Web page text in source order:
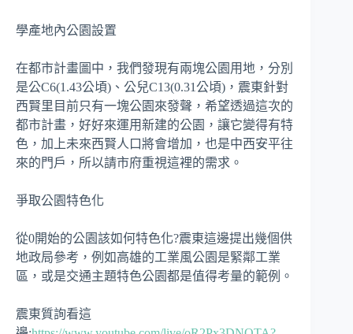
學產地內公園設置
在都市計畫圖中，我們發現有兩塊公園用地，分別
是公C6(1.43公頃)、公兒C13(0.31公頃)，震東針對
西賢里目前只有一塊公園來發聲，希望透過這次的
都市計畫，好好來運用新建的公園，讓它變得有特
色，加上未來西賢人口將會增加，也是中西安平往
來的門戶，所以請市府重視這裡的需求。
爭取公園特色化
從0開始的公園該如何特色化?震東這邊提出幾個供
地政局參考，例如高雄的工業風公園是緊鄰工業
區，或是交通主題特色公園都是值得考量的範例。
震東質詢看這